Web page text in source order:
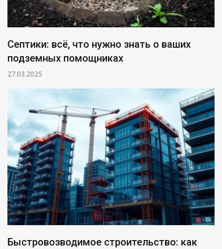
Септики: всё, что нужно знать о ваших
подземных помощниках
27.03.2025
Быстровозводимое строительство: как